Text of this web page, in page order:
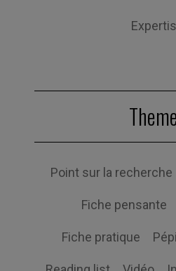
Point sur la recherche
Fiche pensante
Fiche pratique